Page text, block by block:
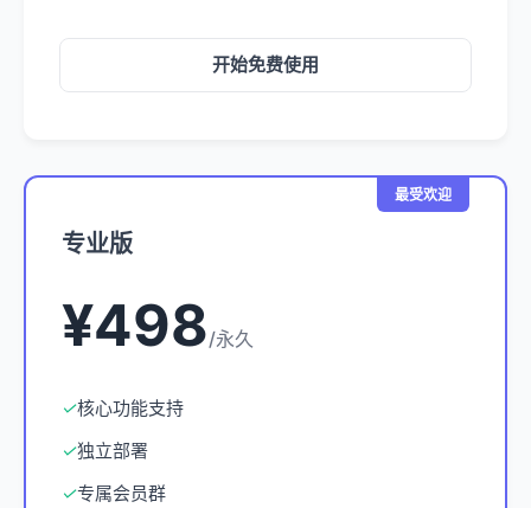
开始免费使用
最受欢迎
专业版
¥498/永久
✓核心功能支持
✓独立部署
✓专属会员群